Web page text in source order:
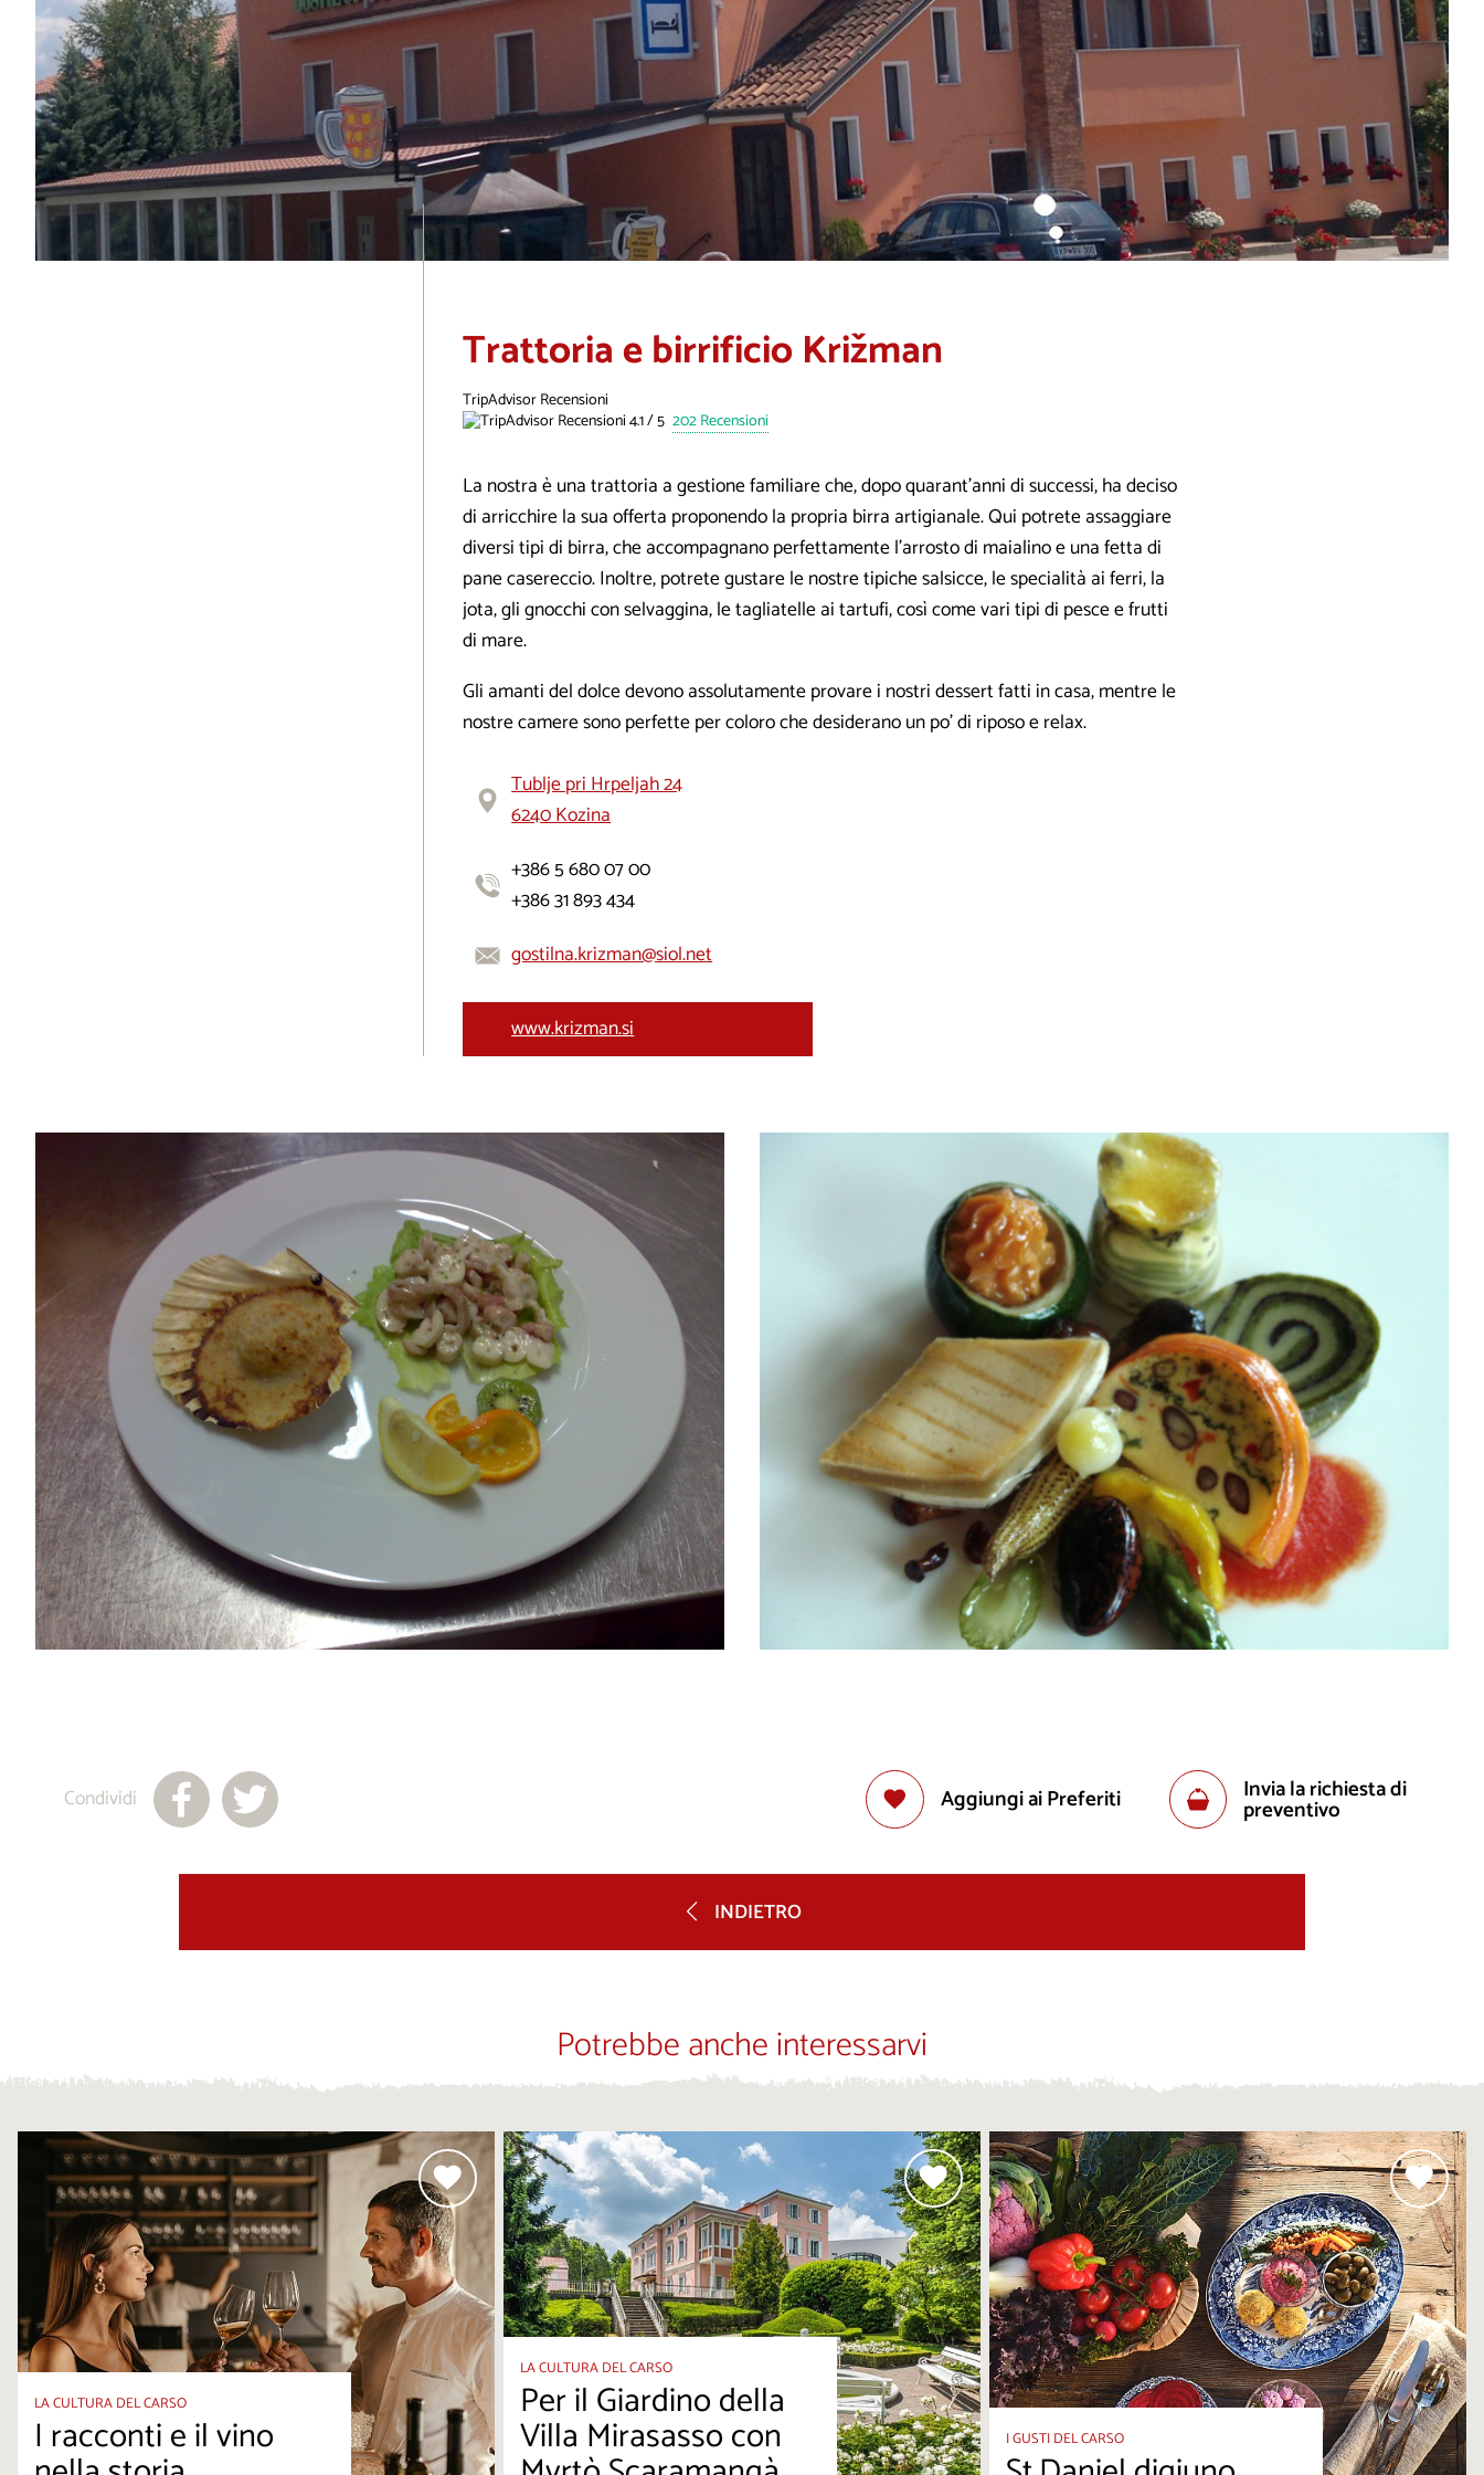
Trattoria e birrificio Križman
TripAdvisor Recensioni
202 Recensioni
La nostra è una trattoria a gestione familiare che, dopo quarant’anni di successi, ha deciso
di arricchire la sua offerta proponendo la propria birra artigianale. Qui potrete assaggiare
diversi tipi di birra, che accompagnano perfettamente l’arrosto di maialino e una fetta di
pane casereccio. Inoltre, potrete gustare le nostre tipiche salsicce, le specialità ai ferri, la
jota, gli gnocchi con selvaggina, le tagliatelle ai tartufi, così come vari tipi di pesce e frutti
di mare.
Gli amanti del dolce devono assolutamente provare i nostri dessert fatti in casa, mentre le
nostre camere sono perfette per coloro che desiderano un po’ di riposo e relax.
Tublje pri Hrpeljah 24
6240 Kozina
+386 5 680 07 00
+386 31 893 434
gostilna.krizman@siol.net
www.krizman.si
Aggiungi ai Preferiti Invia la richiesta di
preventivo
Condividi
INDIETRO
Potrebbe anche interessarvi
LA CULTURA DEL CARSO
I racconti e il vino
LA CULTURA DEL CARSO
Per il Giardino della
Villa Mirasasso con I GUSTI DEL CARSO